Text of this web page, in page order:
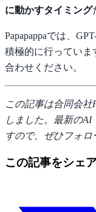
に動かすタイミング
Papapappaでは、
積極的に行っていま
合わせください。
この記事は合同会社
しました。最新の
すので、ぜひフォロ
この記事をシェ